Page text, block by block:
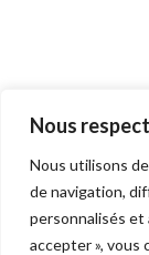
Nous
Nous utilisons
de navigation,
personnalisés et
accepter », vous